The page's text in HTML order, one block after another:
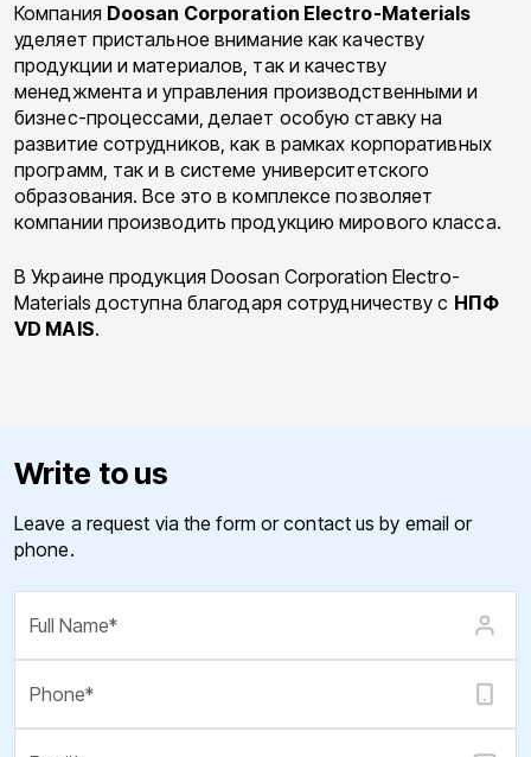
Компания Doosan Corporation Electro-Materials
уделяет пристальное внимание как качеству
продукции и материалов, так и качеству
менеджмента и управления производственными и
бизнес-процессами, делает особую ставку на
развитие сотрудников, как в рамках корпоративных
программ, так и в системе университетского
образования. Все это в комплексе позволяет
компании производить продукцию мирового класса.
В Украине продукция Doosan Corporation Electro-
Materials доступна благодаря сотрудничеству с НПФ
VD MAIS.
Write to us
Leave a request via the form or contact us by email or
phone.